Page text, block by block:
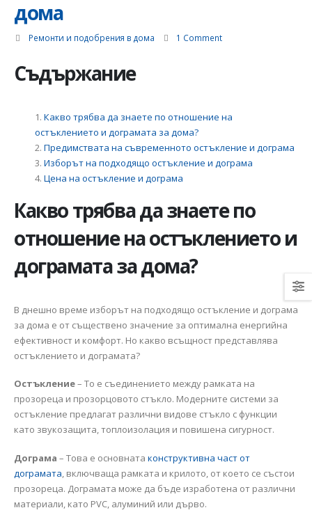
дома
Ремонти и подобрения в дома 1 Comment
Съдържание
Какво трябва да знаете по отношение на
остъклението и дограмата за дома?
Предимствата на съвременното остъкление и дограма
Изборът на подходящо остъкление и дограма
Цена на остъкление и дограма
Какво трябва да знаете по
отношение на остъклението и
дограмата за дома?
В днешно време изборът на подходящо остъкление и дограма
за дома е от съществено значение за оптимална енергийна
ефективност и комфорт. Но какво всъщност представлява
остъклението и дограмата?
Остъкление– То е съединението между рамката на
прозореца и прозорцовото стъкло. Модерните системи за
остъкление предлагат различни видове стъкло с функции
като звукозащита, топлоизолация и повишена сигурност.
Дограма – Това е основната конструктивна част от
дограмата, включваща рамката и крилото, от което се състои
прозореца. Дограмата може да бъде изработена от различни
материали, като PVC, алуминий или дърво.
електромайстор:
Ръководство за
специалист за
електроинсталации